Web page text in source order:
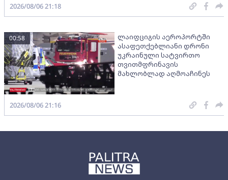
2026/08/06 21:18
ლაიფციგის აეროპორტში
ასაფეთქებლიანი დრონი
უკრაინული სატვირთო
თვითმფრინავის
მახლობლად აღმოაჩინეს
00:58
2026/08/06 21:16